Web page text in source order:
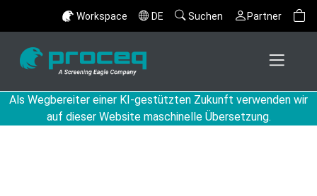
Workspace DE Suchen Partner
Als Wegbereiter einer KI-gestützten Zukunft verwenden wir
auf dieser Website maschinelle Übersetzung.